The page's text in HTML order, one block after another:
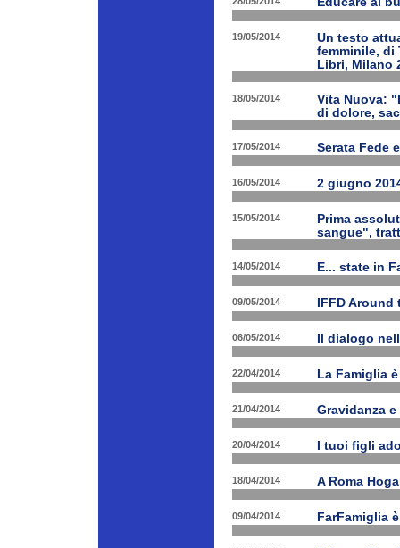
19/05/2014
Un testo
femminile, di
Libri, Milano
18/05/2014
Vita Nuova:
di dolore,
17/05/2014 Serata Fede
16/05/2014 2 giugno
15/05/2014
Prima
sangue",
14/05/2014 E... state in
09/05/2014 IFFD
06/05/2014 Il dialogo
22/04/2014 La Famiglia
21/04/2014 Gravidanza
20/04/2014 I tuoi figli
18/04/2014 A Roma
09/04/2014 FarFamiglia